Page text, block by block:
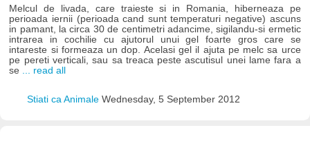
Melcul de livada, care traieste si in Romania, hiberneaza pe
perioada iernii (perioada cand sunt temperaturi negative) ascuns
in pamant, la circa 30 de centimetri adancime, sigilandu-si ermetic
intrarea in cochilie cu ajutorul unui gel foarte gros care se
intareste si formeaza un dop. Acelasi gel il ajuta pe melc sa urce
pe pereti verticali, sau sa treaca peste ascutisul unei lame fara a
se ... read all
Stiati ca Animale Wednesday, 5 September 2012